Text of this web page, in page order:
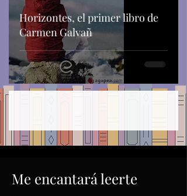
Horizontes, el primer libro de
Carmen Galvañ
Me encantará leerte